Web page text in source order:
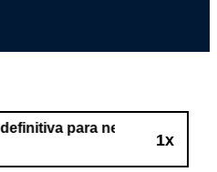
1x
para newsletter nativa